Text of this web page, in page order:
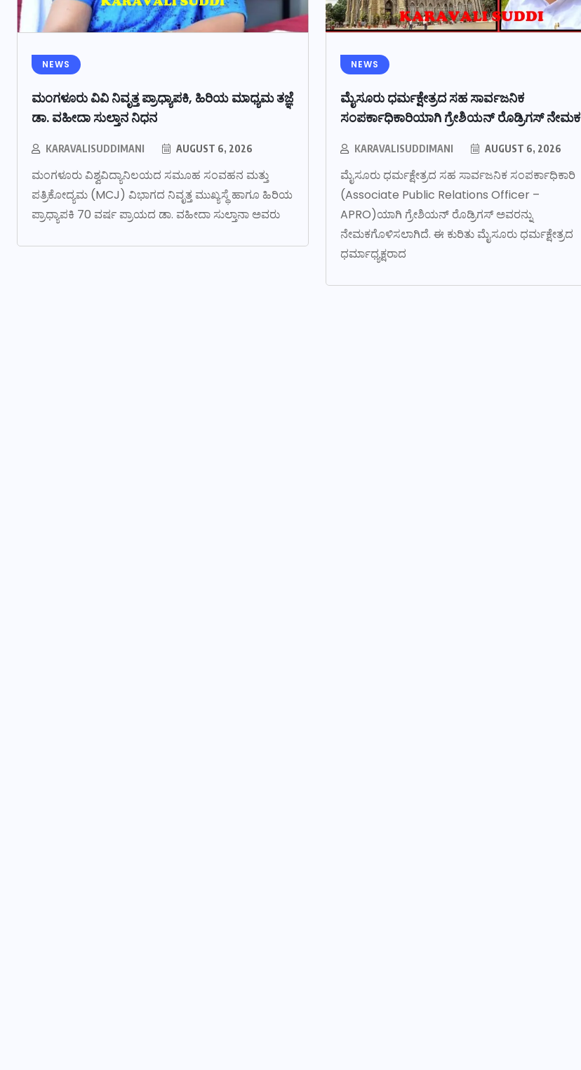
NEWS
ಮಂಗಳೂರು ವಿವಿ ನಿವೃತ್ತ ಪ್ರಾಧ್ಯಾಪಕಿ, ಹಿರಿಯ ಮಾಧ್ಯಮ ತಜ್ಞೆ
ಡಾ. ವಹೀದಾ ಸುಲ್ತಾನ ನಿಧನ
KARAVALISUDDIMANI AUGUST 6, 2026
ಮಂಗಳೂರು ವಿಶ್ವವಿದ್ಯಾನಿಲಯದ ಸಮೂಹ ಸಂವಹನ ಮತ್ತು
ಪತ್ರಿಕೋದ್ಯಮ (MCJ) ವಿಭಾಗದ ನಿವೃತ್ತ ಮುಖ್ಯಸ್ಥೆ ಹಾಗೂ ಹಿರಿಯ
ಪ್ರಾಧ್ಯಾಪಕಿ 70 ವರ್ಷ ಪ್ರಾಯದ ಡಾ. ವಹೀದಾ ಸುಲ್ತಾನಾ ಅವರು
NEWS
ಮೈಸೂರು ಧರ್ಮಕ್ಷೇತ್ರದ ಸಹ ಸಾರ್ವಜನಿಕ
ಸಂಪರ್ಕಾಧಿಕಾರಿಯಾಗಿ ಗ್ರೇಶಿಯನ್ ರೊಡ್ರಿಗಸ್ ನೇಮಕ
KARAVALISUDDIMANI AUGUST 6, 2026
ಮೈಸೂರು ಧರ್ಮಕ್ಷೇತ್ರದ ಸಹ ಸಾರ್ವಜನಿಕ ಸಂಪರ್ಕಾಧಿಕಾರಿ
(Associate Public Relations Officer –
APRO)ಯಾಗಿ ಗ್ರೇಶಿಯನ್ ರೊಡ್ರಿಗಸ್ ಅವರನ್ನು
ನೇಮಕಗೊಳಿಸಲಾಗಿದೆ. ಈ ಕುರಿತು ಮೈಸೂರು ಧರ್ಮಕ್ಷೇತ್ರದ
ಧರ್ಮಾಧ್ಯಕ್ಷರಾದ